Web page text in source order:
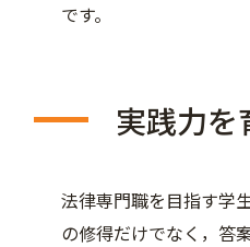
です。
実践力を
法律専門職を目指す学
の修得だけでなく，答